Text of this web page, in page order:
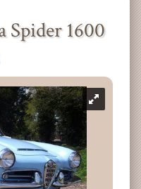
Spider 1600